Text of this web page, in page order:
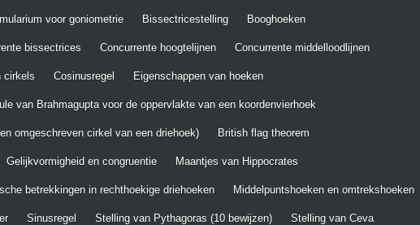
voor goniometrie Bissectricestelling Booghoeken
bissectrices Concurrente hoogtelijnen Concurrente middelloodlijnen
cirkels Cosinusregel Eigenschappen van hoeken
van Brahmagupta voor de oppervlakte van een koordenvierhoek
omgeschreven cirkel van een driehoek) British flag theorem
Gelijkvormigheid en congruentie Maantjes van Hippocrates
betrekkingen in rechthoekige driehoeken Middelpuntshoeken en omtrekshoeken
Sinusregel Stelling van Pythagoras (10 bewijzen) Stelling van Ceva